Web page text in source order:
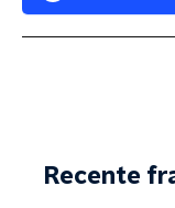
Recente